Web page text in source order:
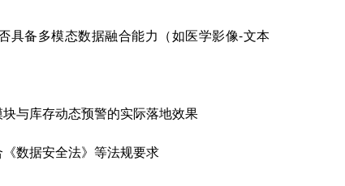
具备多模态数据融合能力（如医学影像-文本
与库存动态预警的实际落地效果
数据安全法》等法规要求